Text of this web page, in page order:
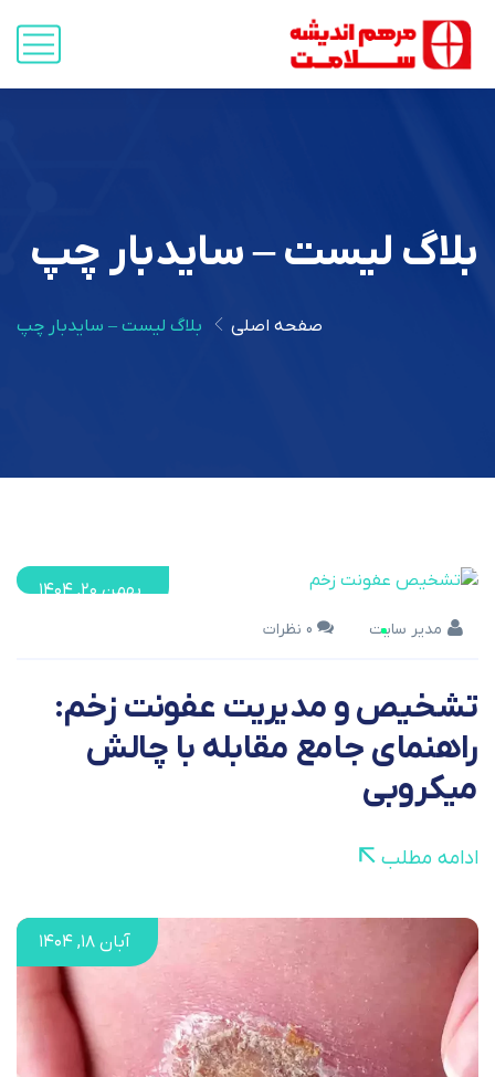
بلاگ لیست – سایدبار چپ
صفحه اصلی بلاگ لیست – سایدبار چپ
بهمن ۲۰, ۱۴۰۴
مدیر سایت
تشخیص و مدیریت عفونت زخم:
راهنمای جامع مقابله با چالش
میکروبی
ادامه مطلب
آبان ۱۸, ۱۴۰۴